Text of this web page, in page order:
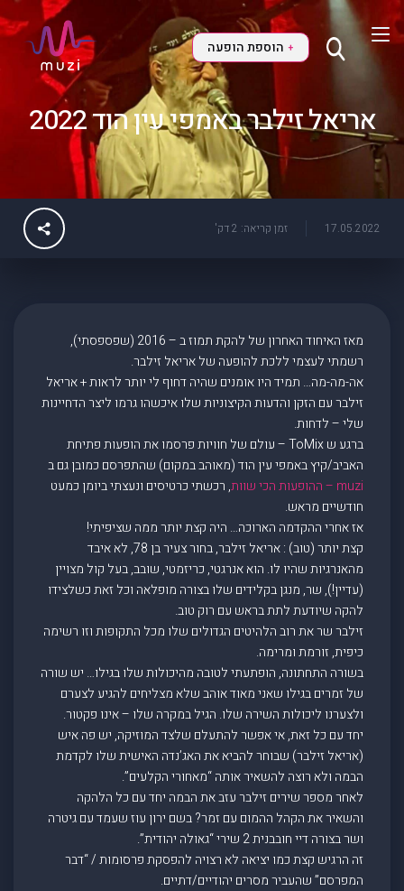
+ הוספת הופעה
אריאל זילבר באמפי עין הוד 2022
17.05.2022 זמן קריאה: 2 דק'
מאז האיחוד האחרון של להקת תמוז ב – 2016 (שפספסתי),
רשמתי לעצמי ללכת להופעה של אריאל זילבר.
אה-מה-מה… תמיד היו אומנים שהיה דחוף לי יותר לראות + אריאל
זילבר עם הזקן והדעות הקיצוניות שלו איכשהו גרמו ליצר הדחיינות
שלי – לדחות.
ברגע ש ToMix – עולם של חוויות פרסמו את הופעות פתיחת
האביב/קיץ באמפי עין הוד (מאוהב במקום) שהתפרסם כמובן גם ב
muzi – ההופעות הכי שוות
, רכשתי כרטיסים ונעצתי ביומן כמעט
חודשיים מראש.
אז אחרי ההקדמה הארוכה… היה קצת יותר ממה שציפיתי!
קצת יותר (טוב) : אריאל זילבר, בחור צעיר בן 78, לא איבד
מהאנרגיות שהיו לו. הוא אנרגטי, כריזמטי, שובב, בעל קול מצויין
(עדיין!), שר, מנגן בקלידים שלו בצורה מופלאה וכל זאת כשלצידו
להקה שיודעת לתת בראש עם רוק טוב.
זילבר שר את רוב הלהיטים הגדולים שלו מכל התקופות וזו רשימה
כיפית, זורמת ומרימה.
בשורה התחתונה, הופתעתי לטובה מהיכולות שלו בגילו… יש שורה
של זמרים בגילו שאני מאוד אוהב שלא מצליחים להגיע לצערם
ולצערנו ליכולות השירה שלו. הגיל במקרה שלו – אינו פקטור.
יחד עם כל זאת, אי אפשר להתעלם שלצד המוזיקה, יש פה איש
(אריאל זילבר) שבוחר להביא את האג’נדה האישית שלו לקדמת
הבמה ולא רוצה להשאיר אותה “מאחורי הקלעים”.
לאחר מספר שירים זילבר עזב את הבמה יחד עם כל הלהקה
והשאיר את הקהל ההמום עם זמר? בשם ירון עוז שעמד עם גיטרה
ושר בצורה דיי חובבנית 2 שירי “גאולה יהודית”.
זה הרגיש קצת כמו יציאה לא רצויה להפסקת פרסומות / “דבר
המפרסם” שהעביר מסרים יהודיים/דתיים.